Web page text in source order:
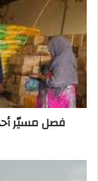
فصل مسيّر